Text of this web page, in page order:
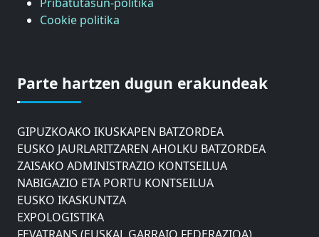
Cookie politika
Parte hartzen dugun erakundeak
GIPUZKOAKO MERKATARITZA GANBERA
DONOSTIAKO UDALEKO MUGIKORTASUNERAKO
GIPUZKOAKO IKUSKAPEN BATZORDEA
EUSKO JAURLARITZAREN AHOLKU BATZORDEA
ZAISAKO ADMINISTRAZIO KONTSEILUA
NABIGAZIO ETA PORTU KONTSEILUA
EUSKO IKASKUNTZA
EXPOLOGISTIKA
FEVATRANS (EUSKAL GARRAIO FEDERAZIOA)